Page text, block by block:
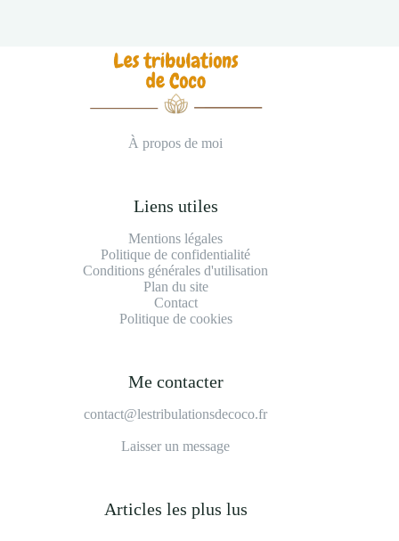
À propos de moi
Liens utiles
Mentions légales
Politique de confidentialité
Conditions générales d'utilisation
Plan du site
Contact
Politique de cookies
Me contacter
contact@lestribulationsdecoco.fr
Laisser un message
Articles les plus lus